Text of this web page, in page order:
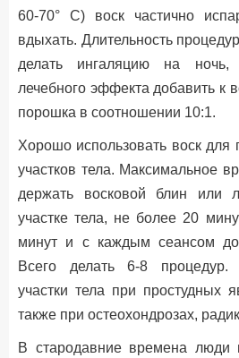
60-70° С) воск частично
вдыхать. Длительность
делать ингаляцию на
лечебного эффекта добавить к
порошка в соотношении 10:1.
Хорошо использовать воск для
участков тела. Максимальное
держать восковой блин или
участке тела, не более 20
минут и с каждым сеансом
Всего делать 6-8 процедур.
участки тела при простудных
также при остеохондрозах,
В стародавние времена люди